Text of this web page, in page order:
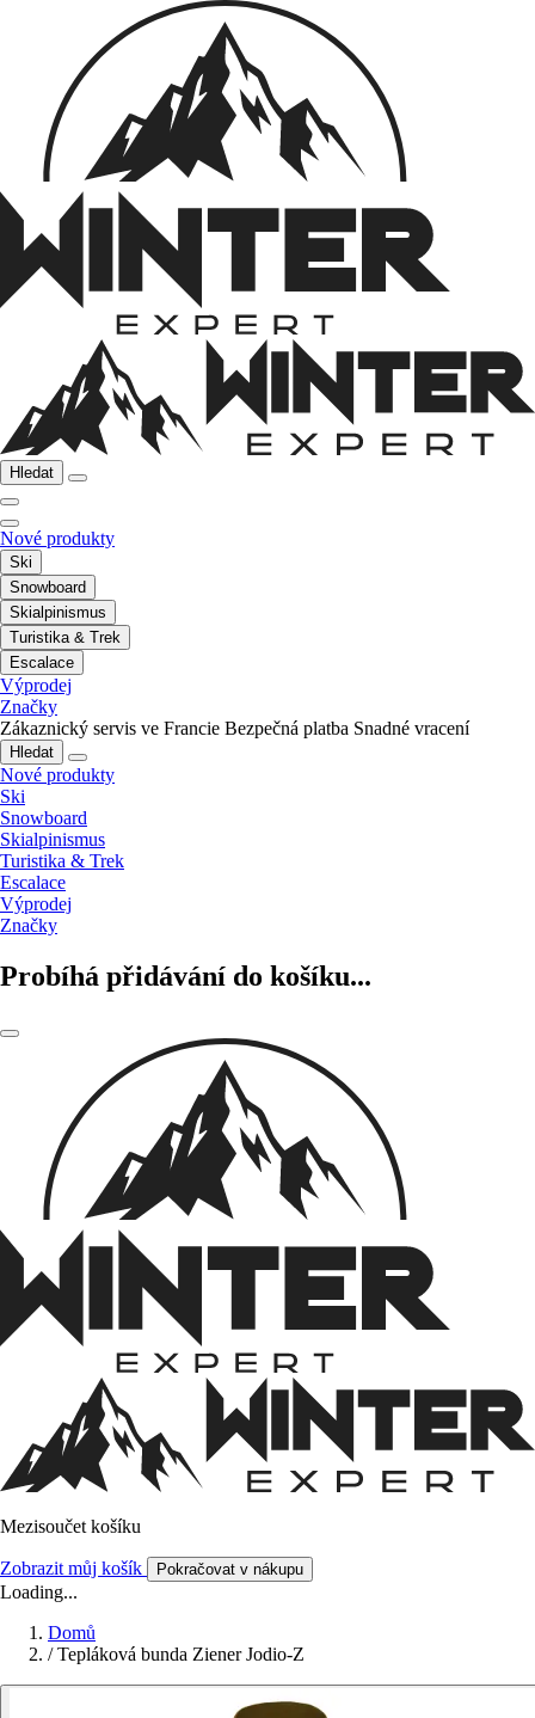
Hledat
Nové produkty
Ski
Snowboard
Skialpinismus
Turistika & Trek
Escalace
Výprodej
Značky
Zákaznický servis ve Francie Bezpečná platba Snadné vracení
Hledat
Nové produkty
Ski
Snowboard
Skialpinismus
Turistika & Trek
Escalace
Výprodej
Značky
Probíhá přidávání do košíku...
Mezisoučet košíku
Zobrazit můj košík Pokračovat v nákupu
Loading...
Domů
/ Tepláková bunda Ziener Jodio-Z